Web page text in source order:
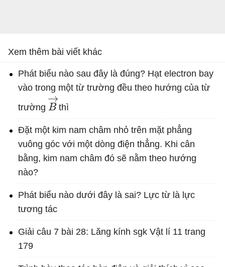
Xem thêm bài viết khác
Phát biểu nào sau đây là đúng? Hạt electron bay
vào trong một từ trường đều theo hướng của từ
trường B→
thì
Đặt một kim nam châm nhỏ trên mặt phẳng
vuông góc với một dòng điện thẳng. Khi cân
bằng, kim nam châm đó sẽ nằm theo hướng
nào?
Phát biểu nào dưới đây là sai? Lực từ là lực
tương tác
Giải câu 7 bài 28: Lăng kính sgk Vật lí 11 trang
179